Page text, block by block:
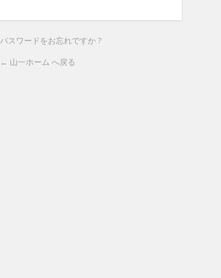
パスワードをお忘れですか ?
← 山一ホーム へ戻る